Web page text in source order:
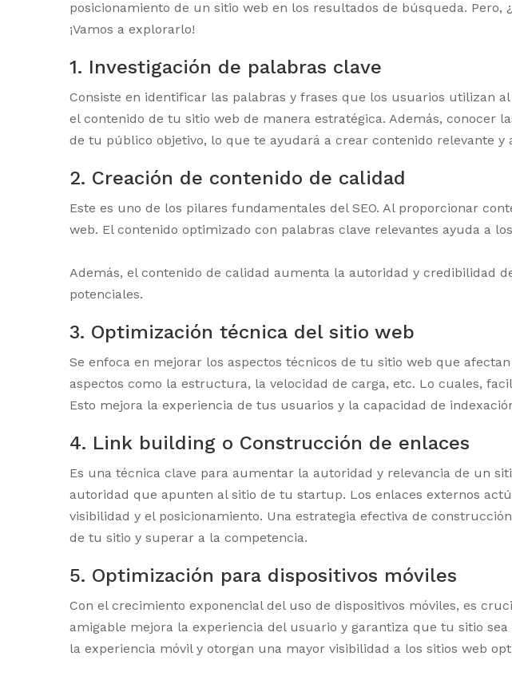
posicionamiento de un sitio web en los resultados de búsqueda.
¡Vamos a explorarlo!
1. Investigación de palabras clave
Consiste en identificar las palabras y frases que los usuarios utilizan
el contenido de tu sitio web de manera estratégica. Además, conocer
de tu público objetivo, lo que te ayudará a crear contenido relevante y
2. Creación de contenido de calidad
Este es uno de los pilares fundamentales del SEO. Al proporcionar
web. El contenido optimizado con palabras clave relevantes ayuda a
Además, el contenido de calidad aumenta la autoridad y credibilidad
potenciales.
3. Optimización técnica del sitio web
Se enfoca en mejorar los aspectos técnicos de tu sitio web que
aspectos como la estructura, la velocidad de carga, etc. Lo cuales,
Esto mejora la experiencia de tus usuarios y la capacidad de
4. Link building o Construcción de enlaces
Es una técnica clave para aumentar la autoridad y relevancia de un
autoridad que apunten al sitio de tu startup. Los enlaces externos
visibilidad y el posicionamiento. Una estrategia efectiva de
de tu sitio y superar a la competencia.
5. Optimización para dispositivos móviles
Con el crecimiento exponencial del uso de dispositivos móviles, es
amigable mejora la experiencia del usuario y garantiza que tu sitio
la experiencia móvil y otorgan una mayor visibilidad a los sitios web